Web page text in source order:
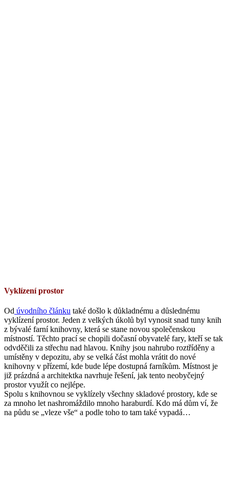
Vyklízení prostor
Od úvodního článku také došlo k důkladnému a důslednému
vyklízení prostor. Jeden z velkých úkolů byl vynosit snad tuny knih
z bývalé farní knihovny, která se stane novou společenskou
místností. Těchto prací se chopili dočasní obyvatelé fary, kteří se tak
odvděčili za střechu nad hlavou. Knihy jsou nahrubo roztříděny a
umístěny v depozitu, aby se velká část mohla vrátit do nové
knihovny v přízemí, kde bude lépe dostupná farníkům. Místnost je
již prázdná a architektka navrhuje řešení, jak tento neobyčejný
prostor využít co nejlépe.
Spolu s knihovnou se vyklízely všechny skladové prostory, kde se
za mnoho let nashromáždilo mnoho haraburdí. Kdo má dům ví, že
na půdu se „vleze vše“ a podle toho to tam také vypadá…